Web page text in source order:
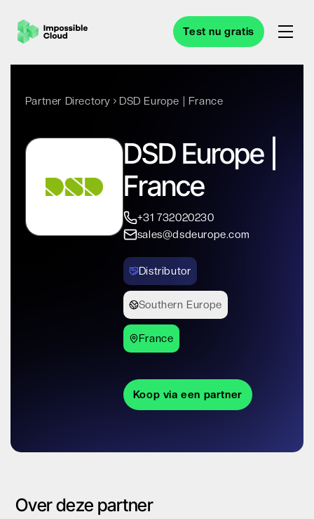
Test nu gratis
Partner Directory DSD Europe | France
DSD Europe |
France
+31 732020230
sales@dsdeurope.com
Distributor
Southern Europe
France
Koop via een partner
Over deze partner